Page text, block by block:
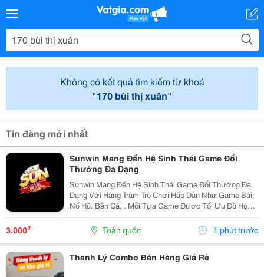
Không có kết quả tìm kiếm từ khoá
"170 bùi thị xuân"
Tin đăng mới nhất
Sunwin Mang Đến Hệ Sinh Thái Game Đổi
Thưởng Đa Dạng
Sunwin Mang Đến Hệ Sinh Thái Game Đổi Thưởng Đa
Dạng Với Hàng Trăm Trò Chơi Hấp Dẫn Như Game Bài,
Nổ Hũ, Bắn Cá, . Mỗi Tựa Game Được Tối Ưu Đồ Họa
Sắc Nét, Thao Tác Mượt Mà, Tỷ Lệ Trả Thưởng Cạnh
Tranh Cùng Hệ Thống Bảo Mật Hiện Đại.
3.000₫ Toàn quốc 1 phút trước
Thanh Lý Combo Bán Hàng Giá Rẻ